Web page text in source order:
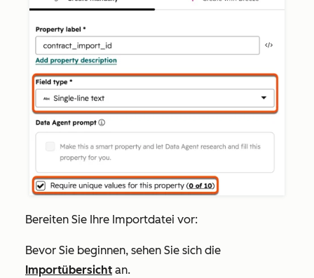
Bereiten Sie Ihre Importdatei vor:
Bevor Sie beginnen, sehen Sie sich die
Importübersicht an.